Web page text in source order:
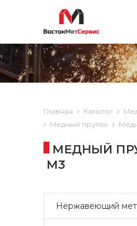
Главная Каталог
Медный пруток
МЕДНЫЙ
М3
Нержавеющий